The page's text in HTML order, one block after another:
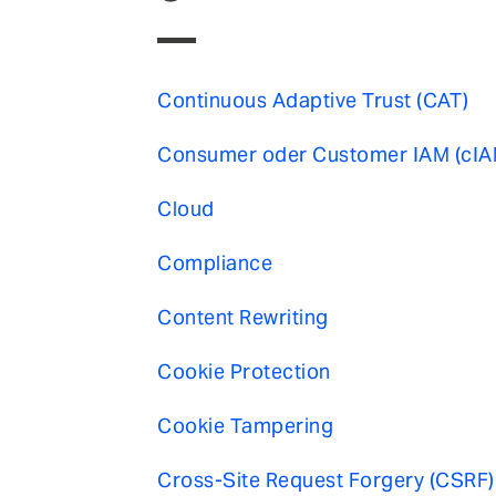
Continuous Adaptive Trust (CAT)
Consumer oder Customer IAM
Cloud
Compliance
Content Rewriting
Cookie Protection
Cookie Tampering
Cross-Site Request Forgery (CSRF)